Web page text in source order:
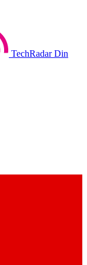
TechRadar Din